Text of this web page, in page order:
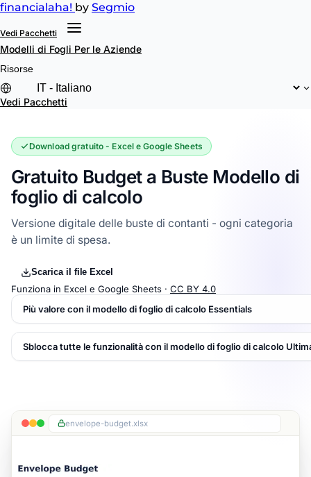
financialaha! by Segmio
Vedi Pacchetti
Modelli di Fogli Per le Aziende
Risorse
Vedi Pacchetti
Download gratuito - Excel e Google Sheets
Gratuito Budget a Buste Modello di
foglio di calcolo
Versione digitale delle buste di contanti - ogni categoria
è un limite di spesa.
Scarica il file Excel
Funziona in Excel e Google Sheets · CC BY 4.0
Più valore con il modello di foglio di calcolo Essentials
Sblocca tutte le funzionalità con il modello di foglio di calcolo
envelope-budget.xlsx